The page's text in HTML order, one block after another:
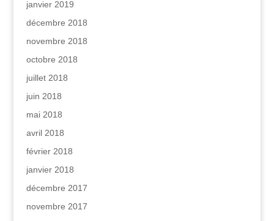
janvier 2019
décembre 2018
novembre 2018
octobre 2018
juillet 2018
juin 2018
mai 2018
avril 2018
février 2018
janvier 2018
décembre 2017
novembre 2017